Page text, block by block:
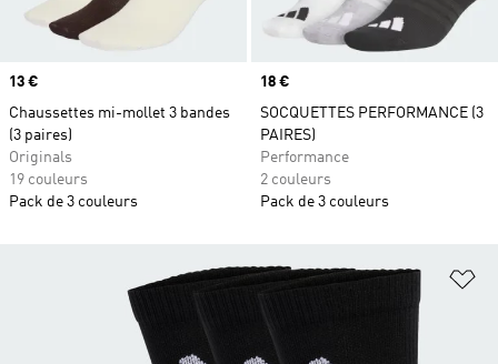
Prix
13 €
Chaussettes mi-mollet 3 bandes
(3 paires)
Originals
19 couleurs
Pack de 3 couleurs
Prix
18 €
SOCQUETTES PERFORMANCE (3
PAIRES)
Performance
2 couleurs
Pack de 3 couleurs